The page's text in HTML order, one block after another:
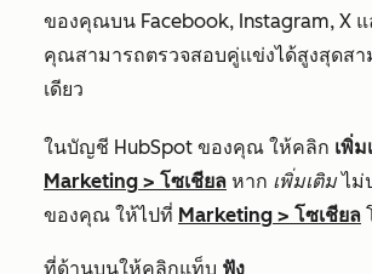
ของคุณบน Facebook, Instagram, X แ
คุณสามารถตรวจสอบคู่แข่งได้สูงสุดสา
เดียว
ในบัญชี HubSpot ของคุณ ให้คลิก เพิ่ม
Marketing > โซเชียล หาก เพิ่มเติมไม่
ของคุณ ให้ไปที่ Marketing > โซเชียล
ที่ด้านบนให้คลิกแท็บ ฟัง